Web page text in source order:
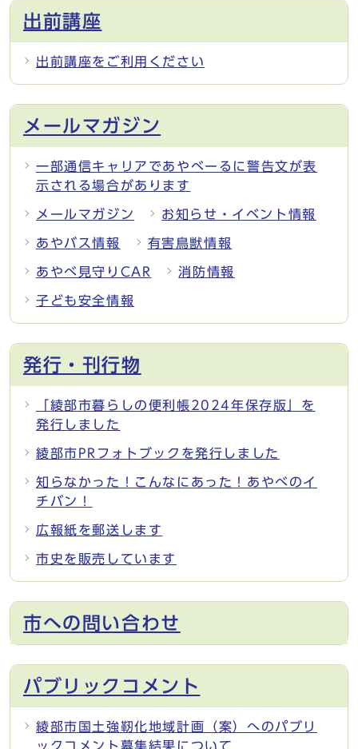
出前講座
出前講座をご利用ください
メールマガジン
一部通信キャリアであやべーるに警告文が表
示される場合があります
メールマガジン お知らせ・イベント情報
あやバス情報 有害鳥獣情報
あやべ見守りCAR 消防情報
子ども安全情報
発行・刊行物
「綾部市暮らしの便利帳2024年保存版」を
発行しました
綾部市PRフォトブックを発行しました
知らなかった！こんなにあった！あやべのイ
チバン！
広報紙を郵送します
市史を販売しています
市への問い合わせ
パブリックコメント
綾部市国土強靭化地域計画（案）へのパブリ
ックコメント募集結果について